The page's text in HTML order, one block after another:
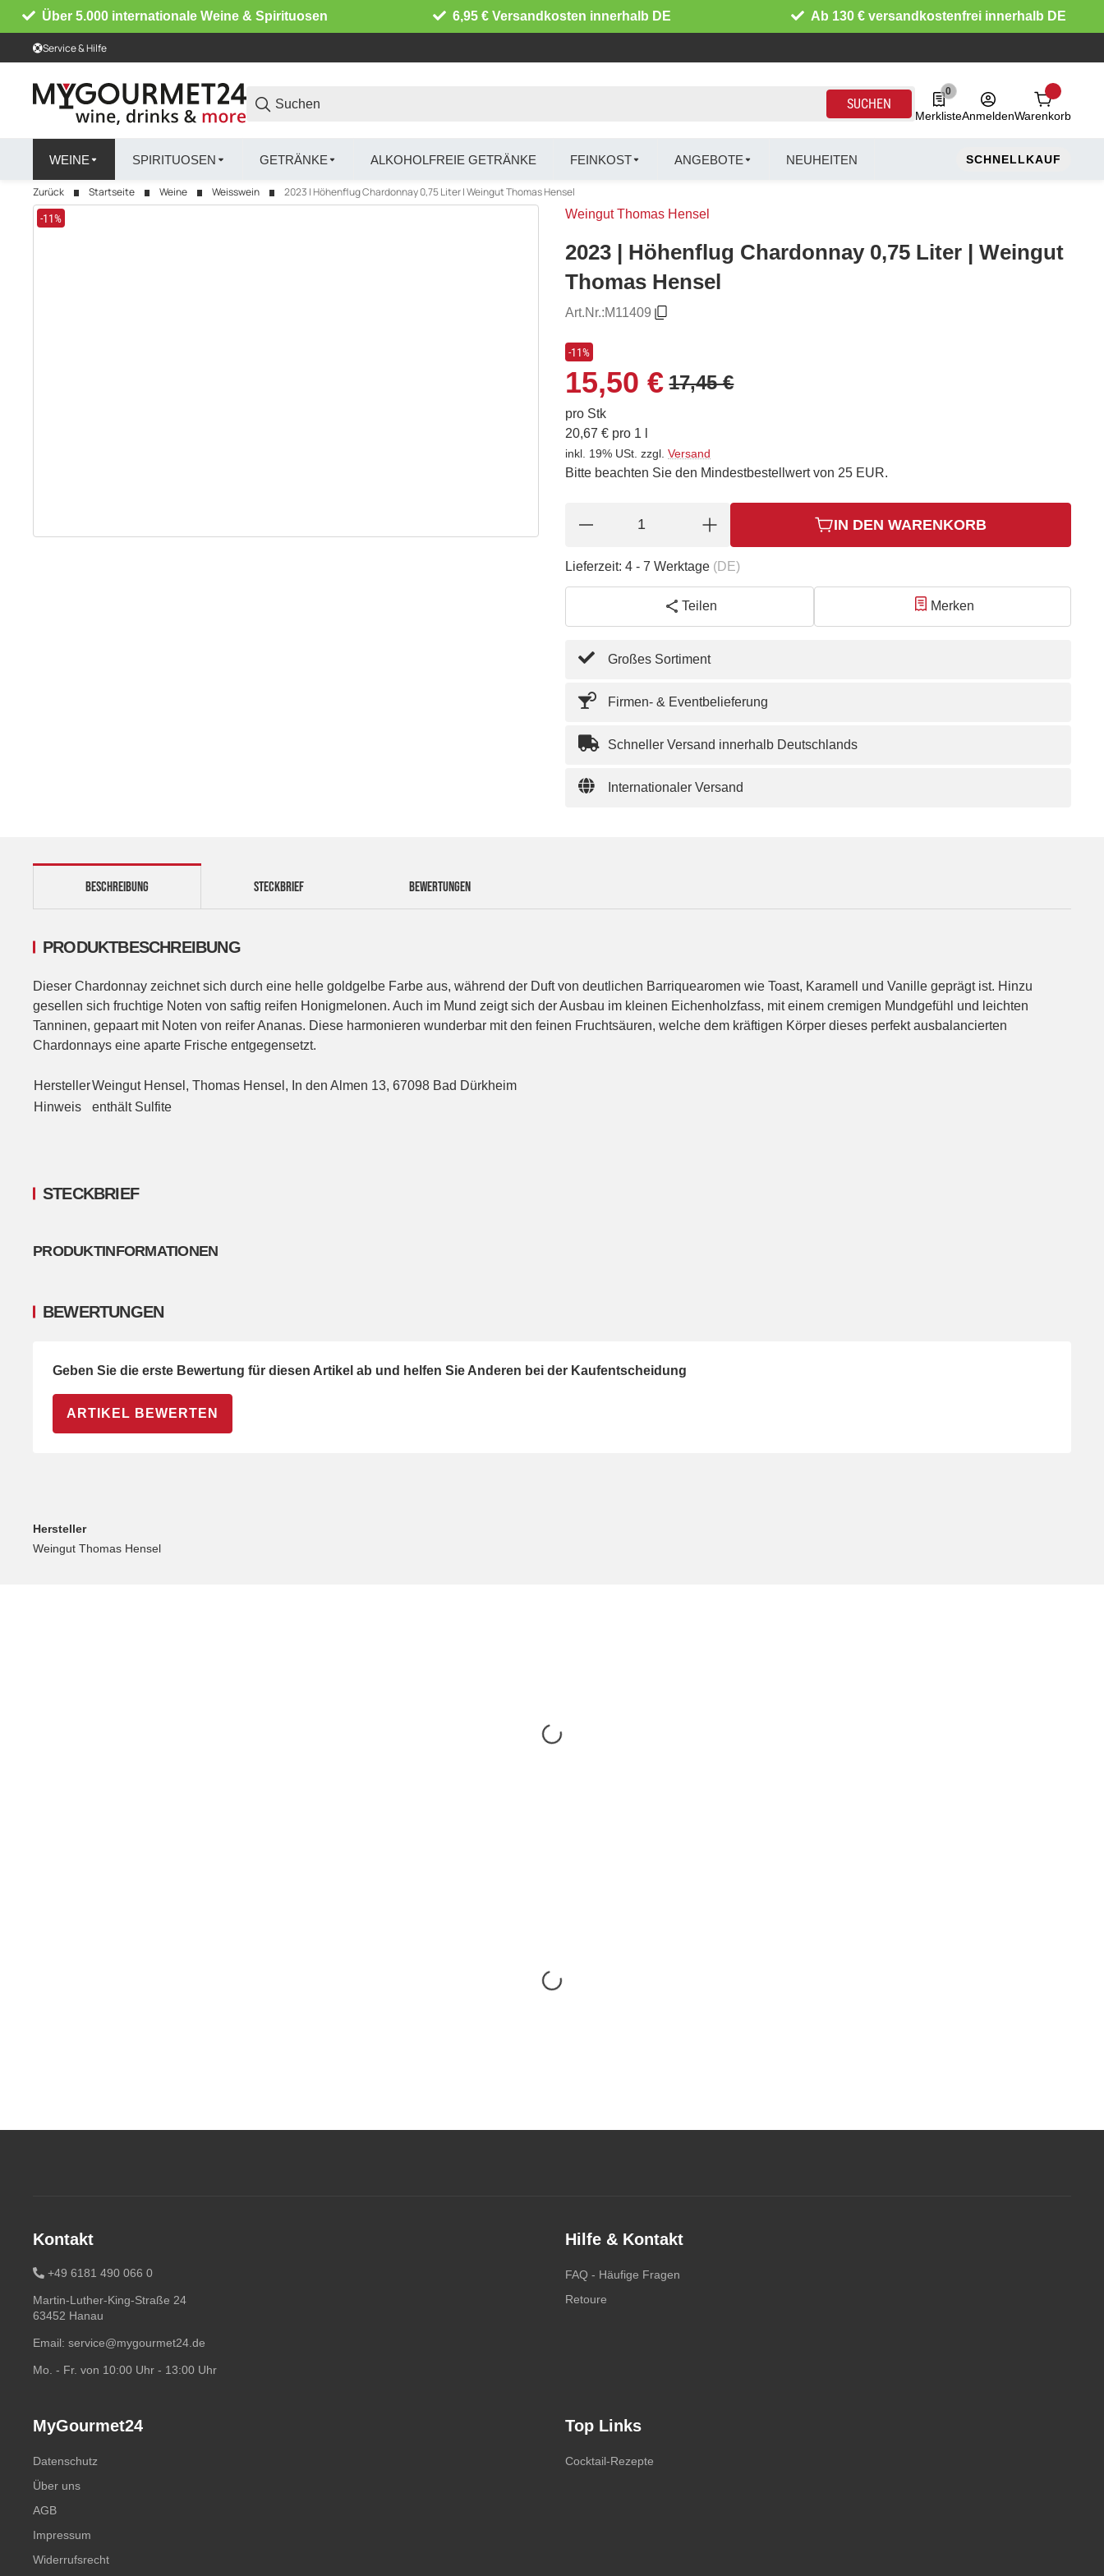
Über 5.000 internationale Weine & Spirituosen 6,95 € Versandkosten innerhalb DE Ab 130 € versandkostenfrei innerhalb DE
Service & Hilfe
SUCHEN
0
0 Produkte in der Liste
MerklisteAnmeldenWarenkorb
WEINE SPIRITUOSEN GETRÄNKE ALKOHOLFREIE GETRÄNKE FEINKOST ANGEBOTE NEUHEITEN SCHNELLKAUF
Zurück Startseite Weine Weisswein 2023 | Höhenflug Chardonnay 0,75 Liter | Weingut Thomas Hensel
-11% Weingut Thomas Hensel
2023 | Höhenflug Chardonnay 0,75 Liter | Weingut
Thomas Hensel
Art.Nr.:M11409
-11%
15,50 € 17,45 €
pro Stk
20,67 € pro 1 l
inkl. 19% USt. zzgl. Versand
Bitte beachten Sie den Mindestbestellwert von 25 EUR.
IN DEN WARENKORB
Lieferzeit: 4 - 7 Werktage (DE)
Teilen Merken
Großes Sortiment
Firmen- & Eventbelieferung
Schneller Versand innerhalb Deutschlands
Internationaler Versand
STECKBRIEF
BESCHREIBUNG BEWERTUNGEN
STECKBRIEF
PRODUKTINFORMATIONEN
PRODUKTBESCHREIBUNG
Dieser Chardonnay zeichnet sich durch eine helle goldgelbe Farbe aus, während der Duft von deutlichen Barriquearomen wie Toast, Karamell und Vanille geprägt ist. Hinzu
gesellen sich fruchtige Noten von saftig reifen Honigmelonen. Auch im Mund zeigt sich der Ausbau im kleinen Eichenholzfass, mit einem cremigen Mundgefühl und leichten
Tanninen, gepaart mit Noten von reifer Ananas. Diese harmonieren wunderbar mit den feinen Fruchtsäuren, welche dem kräftigen Körper dieses perfekt ausbalancierten
Chardonnays eine aparte Frische entgegensetzt.
HerstellerWeingut Hensel, Thomas Hensel, In den Almen 13, 67098 Bad Dürkheim
Hinweis
enthält Sulfite
BEWERTUNGEN
Geben Sie die erste Bewertung für diesen Artikel ab und helfen Sie Anderen bei der Kaufentscheidung
ARTIKEL BEWERTEN
Hersteller
Weingut Thomas Hensel
Kontakt
+49 6181 490 066 0
Martin-Luther-King-Straße 24
63452 Hanau
Email: service@mygourmet24.de
Mo. - Fr. von 10:00 Uhr - 13:00 Uhr
Hilfe & Kontakt
FAQ - Häufige Fragen
Retoure
MyGourmet24
Datenschutz
Über uns
AGB
Impressum
Widerrufsrecht
Top Links
Cocktail-Rezepte